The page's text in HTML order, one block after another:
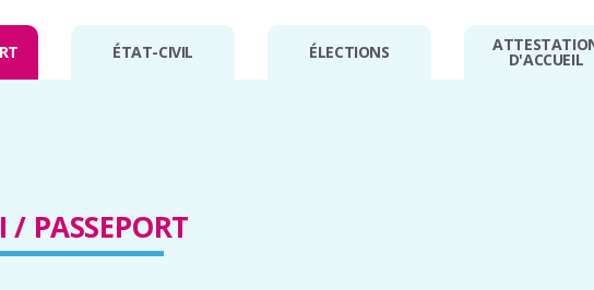
ÉTAT-CIVIL ÉLECTIONS D'ACCUEIL
/ PASSEPORT